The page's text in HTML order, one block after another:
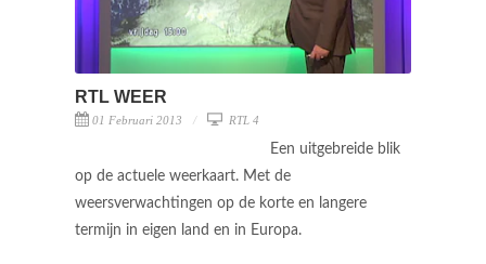
RTL WEER
01 Februari 2013 RTL 4
Een uitgebreide blik
op de actuele weerkaart. Met de
weersverwachtingen op de korte en langere
termijn in eigen land en in Europa.